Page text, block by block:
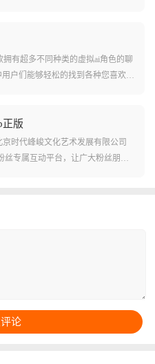
的牌局变成喜剧现场，整活效果
有超多不同种类的虚拟ai角色的聊
用户们能够轻松的找到各种您喜欢的
括立绘和穿衣风格等这些也是可
户们还可以套皮为这些虚拟角色，
玩法!
正版
京时代峰峻文化艺术发展有限公司
丝专属互动平台，让广大粉丝朋友